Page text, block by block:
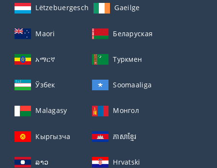
Lëtzebuergesch Gaeilge
Maori Беларуская
አማርኛ Туркмен
Ўзбек Soomaaliga
Malagasy Монгол
Кыргызча ភាសាខ្មែរ
ລາວ Hrvatski